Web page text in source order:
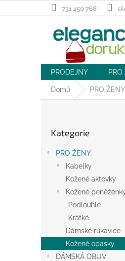
na
731 450 768
PRODEJNY
Domů PRO ŽENY
e
l
kategorie
Kategorie
PRO ŽENY
Kabelky
Kožené aktovky
Kožené
Podlouhlé
Krátké
Dámské rukavice
Kožené opasky
DÁMSKÁ OBUV